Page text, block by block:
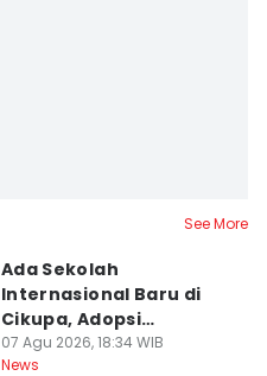
See More
Ada Sekolah
Internasional Baru di
Cikupa, Adopsi
Kurikulum Singapura
07 Agu 2026, 18:34 WIB
News